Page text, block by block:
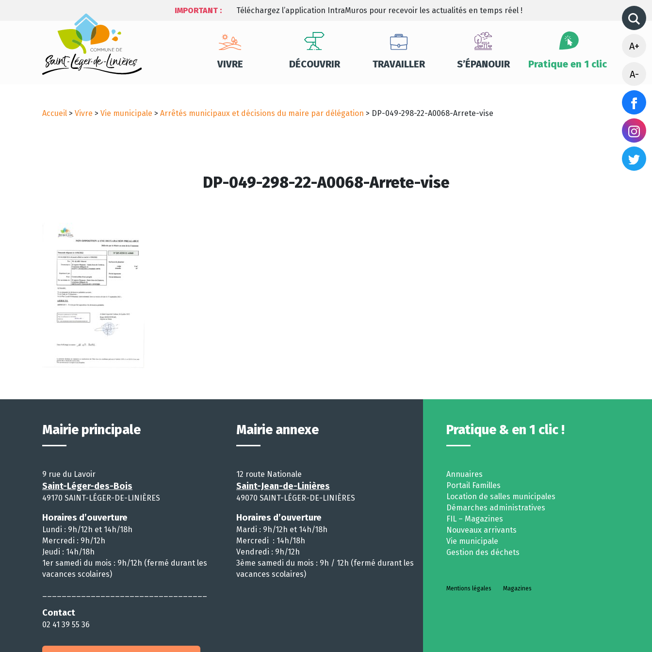
IMPORTANT : Téléchargez l’application IntraMuros pour recevoir les actualités en temps réel !
VIVRE DÉCOUVRIR TRAVAILLER S’ÉPANOUIR Pratique en 1 clic
A+
A-
Accueil > Vivre > Vie municipale > Arrêtés municipaux et décisions du maire par délégation > DP-049-298-22-A0068-Arrete-vise
DP-049-298-22-A0068-Arrete-vise
Mairie principale
9 rue du Lavoir
Saint-Léger-des-Bois
49170 SAINT-LÉGER-DE-LINIÈRES
Horaires d’ouverture
Lundi : 9h/12h et 14h/18h
Mercredi : 9h/12h
Jeudi : 14h/18h
1er samedi du mois : 9h/12h (fermé durant les
vacances scolaires)
Contact
02 41 39 55 36
Mairie annexe
12 route Nationale
Saint-Jean-de-Linières
49070 SAINT-LÉGER-DE-LINIÈRES
Horaires d’ouverture
Mardi : 9h/12h et 14h/18h
Mercredi : 14h/18h
Vendredi : 9h/12h
3ème samedi du mois : 9h / 12h (fermé durant les
vacances scolaires)
Pratique & en 1 clic !
Annuaires
Portail Familles
Location de salles municipales
Démarches administratives
FIL – Magazines
Nouveaux arrivants
Vie municipale
Gestion des déchets
Mentions légales Magazines